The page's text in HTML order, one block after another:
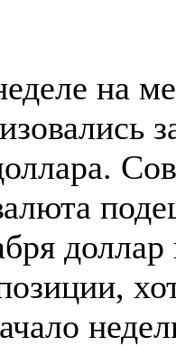
на